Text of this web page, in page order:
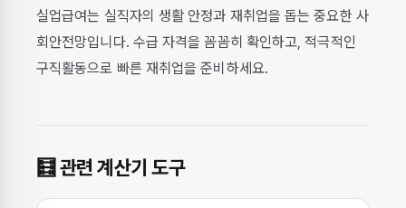
실업급여는 실직자의 생활 안정과 재취업을 돕는 중요한 사
회안전망입니다. 수급 자격을 꼼꼼히 확인하고, 적극적인
구직활동으로 빠른 재취업을 준비하세요.
🧮 관련 계산기 도구